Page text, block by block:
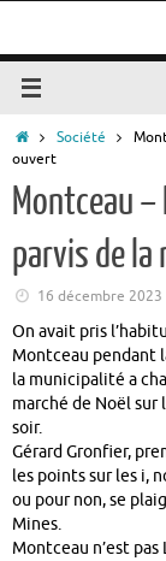
contenu
Accueil
Société
ouvert
Montceau –
parvis de
16 décembre 2023
On avait pris
Montceau pendant
la municipalité a
marché de Noël
soir.
Gérard Gronfier,
les points sur les i,
ou pour non, se
Mines.
Montceau n’est